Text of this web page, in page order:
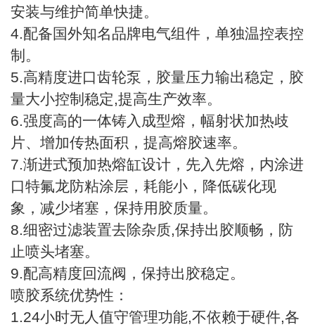
安装与维护简单快捷。
4.配备国外知名品牌电气组件，单独温控表控
制。
5.高精度进口齿轮泵，胶量压力输出稳定，胶
量大小控制稳定,提高生产效率。
6.强度高的一体铸入成型熔，幅射状加热歧
片、增加传热面积，提高熔胶速率。
7.渐进式预加热熔缸设计，先入先熔，内涂进
口特氟龙防粘涂层，耗能小，降低碳化现
象，减少堵塞，保持用胶质量。
8.细密过滤装置去除杂质,保持出胶顺畅，防
止喷头堵塞。
9.配高精度回流阀，保持出胶稳定。
喷胶系统优势性：
1.24小时无人值守管理功能,不依赖于硬件,各